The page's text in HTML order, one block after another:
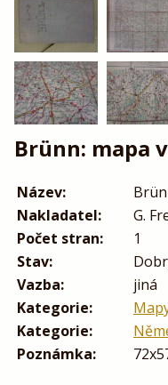
Brünn: mapa
Název:
Nakladatel:
G.
Počet stran:
1
Stav:
Vazba:
jiná
Kategorie:
Kategorie:
Poznámka: